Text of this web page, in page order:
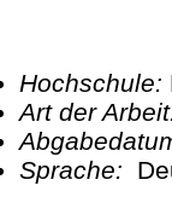
Hochschule:
Art der
Sprache: